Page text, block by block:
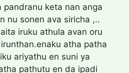
keta nan anga
nu sonen ava siricha ,..
iruku athula avan oru
atha patha
ariyathu en suni ya
pathutu en da ipadi